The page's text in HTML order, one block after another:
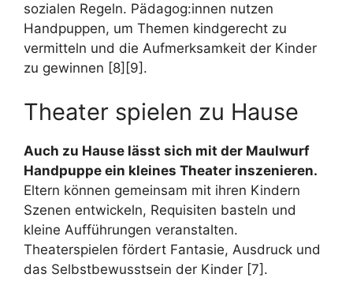
sozialen Regeln. Pädagog:innen nutzen
Handpuppen, um Themen kindgerecht zu
vermitteln und die Aufmerksamkeit der Kinder
zu gewinnen [8][9].
Theater spielen zu Hause
Auch zu Hause lässt sich mit der Maulwurf
Handpuppe ein kleines Theater inszenieren.
Eltern können gemeinsam mit ihren Kindern
Szenen entwickeln, Requisiten basteln und
kleine Aufführungen veranstalten.
Theaterspielen fördert Fantasie, Ausdruck und
das Selbstbewusstsein der Kinder [7].